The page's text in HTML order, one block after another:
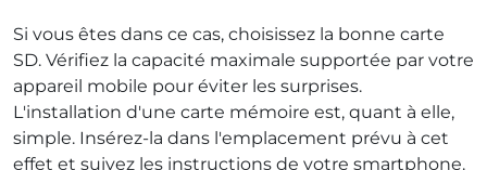
Si vous êtes dans ce cas, choisissez la bonne carte
SD. Vérifiez la capacité maximale supportée par votre
appareil mobile pour éviter les surprises.
L'installation d'une carte mémoire est, quant à elle,
simple. Insérez-la dans l'emplacement prévu à cet
effet et suivez les instructions de votre smartphone.